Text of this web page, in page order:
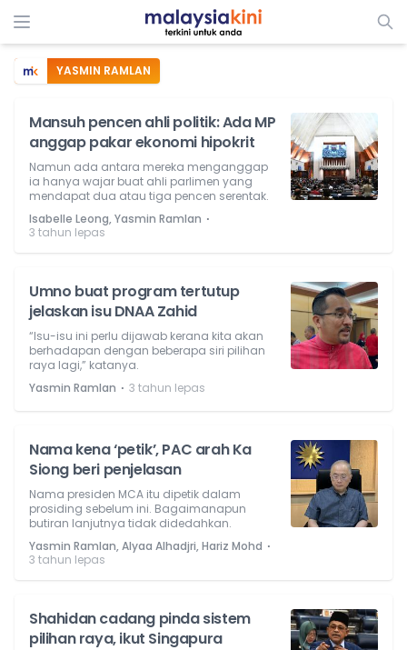
YASMIN RAMLAN
Mansuh pencen ahli politik: Ada MP
anggap pakar ekonomi hipokrit
Namun ada antara mereka menganggap
ia hanya wajar buat ahli parlimen yang
mendapat dua atau tiga pencen serentak.
Isabelle Leong, Yasmin Ramlan ⋅
3 tahun lepas
Umno buat program tertutup
jelaskan isu DNAA Zahid
“Isu-isu ini perlu dijawab kerana kita akan
berhadapan dengan beberapa siri pilihan
raya lagi,” katanya.
Yasmin Ramlan ⋅ 3 tahun lepas
Nama kena ‘petik’, PAC arah Ka
Siong beri penjelasan
Nama presiden MCA itu dipetik dalam
prosiding sebelum ini. Bagaimanapun
butiran lanjutnya tidak didedahkan.
Yasmin Ramlan, Alyaa Alhadjri, Hariz Mohd ⋅
3 tahun lepas
Shahidan cadang pinda sistem
pilihan raya, ikut Singapura